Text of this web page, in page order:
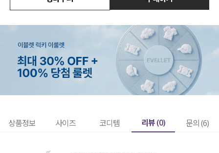
상품정보 사이즈 코디템 리뷰 (0) 문의 (6)